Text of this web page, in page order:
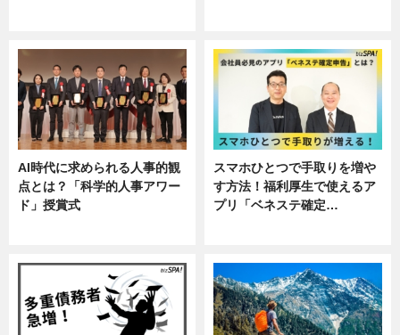
AI時代に求められる人事的観
点とは？「科学的人事アワー
ド」授賞式
スマホひとつで手取りを増や
す方法！福利厚生で使えるア
プリ「ベネステ確定…